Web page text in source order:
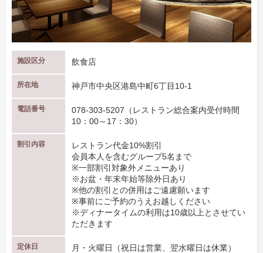
施設区分 飲食店
所在地 神戸市中央区港島中町6丁目10-1
電話番号
078-303-5207（レストラン総合案内受付時間
10：00～17：30）
割引内容
レストラン代金10%割引
会員本人を含むグループ5名まで
※一部割引対象外メニューあり
※お盆・年末年始等除外日あり
※他の割引との併用はご遠慮願います
※事前にご予約のうえお越しください
※ディナータイムの利用は10歳以上とさせてい
ただきます
定休日 月・火曜日（祝日は営業、翌水曜日は休業）